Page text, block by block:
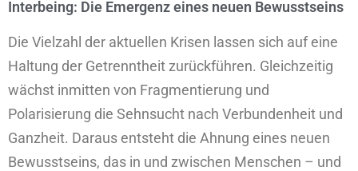
Interbeing: Die Emergenz eines neuen Bewusstseins
Die Vielzahl der aktuellen Krisen lassen sich auf eine
Haltung der Getrenntheit zurückführen. Gleichzeitig
wächst inmitten von Fragmentierung und
Polarisierung die Sehnsucht nach Verbundenheit und
Ganzheit. Daraus entsteht die Ahnung eines neuen
Bewusstseins, das in und zwischen Menschen – und